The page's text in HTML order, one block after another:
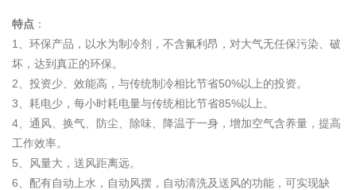
特点 ：
1、环保产品，以水为制冷剂，不含氟利昂，对大气无任保污染、破
坏，达到真正的环保。
2、投资少、效能高，与传统制冷相比节省50%以上的投资。
3、耗电少，每小时耗电量与传统相比节省85%以上。
4、通风、换气、防尘、除味、降温于一身，增加空气含养量，提高
工作效率。
5、风量大，送风距离远。
6、配有自动上水，自动风摆，自动清洗及送风的功能，可实现缺